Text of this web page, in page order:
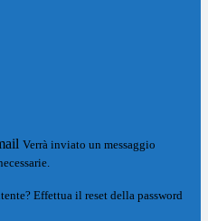
Verrà inviato un messaggio
Effettua il reset della password